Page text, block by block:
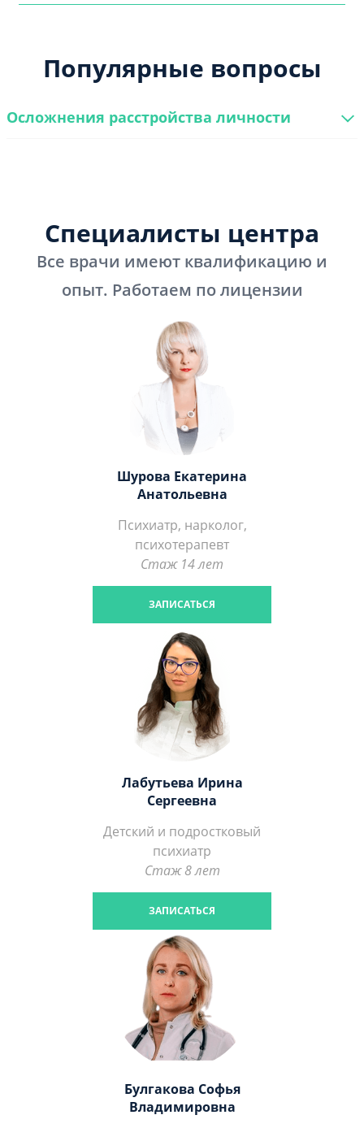
Популярные вопросы
Осложнения расстройства личности
Специалисты центра
Все врачи имеют квалификацию и
опыт. Работаем по лицензии
Шурова Екатерина
Анатольевна
Психиатр, нарколог,
психотерапевт
Стаж 14 лет
ЗАПИСАТЬСЯ
Лабутьева Ирина
Сергеевна
Детский и подростковый
психиатр
Стаж 8 лет
ЗАПИСАТЬСЯ
Булгакова Софья
Владимировна